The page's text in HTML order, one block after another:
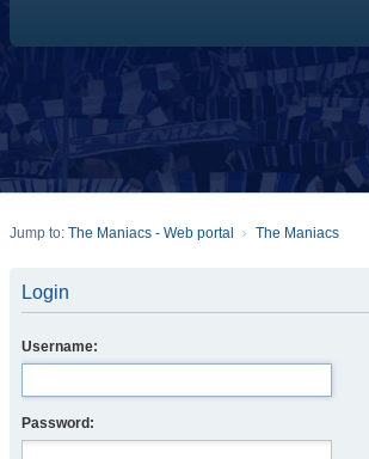
Jump to: The Maniacs - Web portal The Maniacs
Login
Username:
Password: